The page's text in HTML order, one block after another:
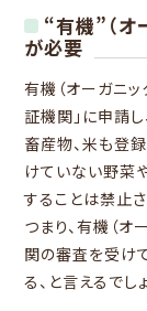
“有機”（オ
が必要
有機（オーガニ
証機関」に申請
畜産物、米も登
けていない野菜
することは禁止さ
つまり、有機（
関の審査を受け
る、と言えるでしょ